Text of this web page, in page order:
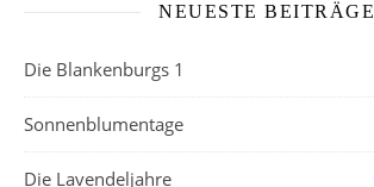
NEUESTE BEITRÄGE
Die Blankenburgs 1
Sonnenblumentage
Die Lavendeljahre